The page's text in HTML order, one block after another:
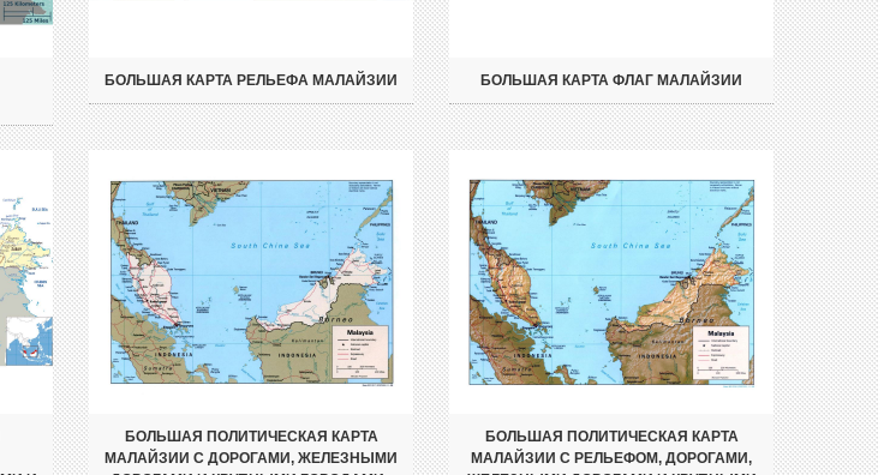
БОЛЬШАЯ КАРТА РЕЛЬЕФА МАЛАЙЗИИ БОЛЬШАЯ КАРТА ФЛАГ МАЛАЙЗИИ
БОЛЬШАЯ ПОЛИТИЧЕСКАЯ КАРТА
МАЛАЙЗИИ С ДОРОГАМИ, ЖЕЛЕЗНЫМИ
БОЛЬШАЯ ПОЛИТИЧЕСКАЯ КАРТА
МАЛАЙЗИИ С РЕЛЬЕФОМ, ДОРОГАМИ,